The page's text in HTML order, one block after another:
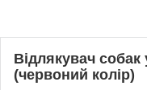
Відлякувач
(червоний колір)